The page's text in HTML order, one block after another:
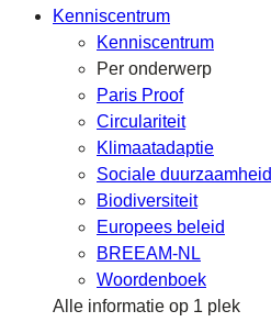
Kenniscentrum
Kenniscentrum
Per onderwerp
Paris Proof
Circulariteit
Klimaatadaptie
Sociale duurzaamheid
Biodiversiteit
Europees beleid
BREEAM-NL
Woordenboek
Alle informatie op 1 plek